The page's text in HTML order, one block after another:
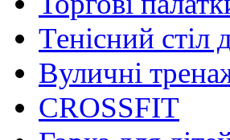
Тенісний стіл
Вуличні
CROSSFIT